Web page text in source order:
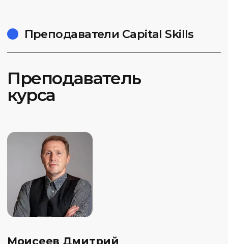
03.
о профессиональной переподготовке
установленного образца
Подтверждение
удостоверением